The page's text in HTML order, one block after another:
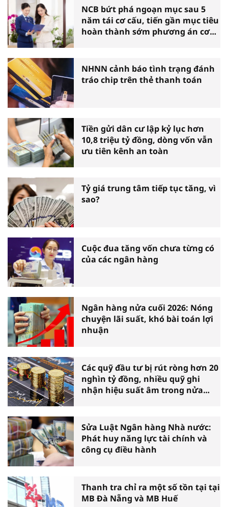
NCB bứt phá ngoạn mục sau 5
năm tái cơ cấu, tiến gần mục tiêu
hoàn thành sớm phương án cơ
NHNN cảnh báo tình trạng đánh
tráo chip trên thẻ thanh toán
Tiền gửi dân cư lập kỷ lục hơn
10,8 triệu tỷ đồng, dòng vốn vẫn
ưu tiên kênh an toàn
Tỷ giá trung tâm tiếp tục tăng, vì
sao?
Cuộc đua tăng vốn chưa từng có
của các ngân hàng
Ngân hàng nửa cuối 2026: Nóng
chuyện lãi suất, khó bài toán lợi
nhuận
Các quỹ đầu tư bị rút ròng hơn 20
nghìn tỷ đồng, nhiều quỹ ghi
nhận hiệu suất âm trong nửa
Sửa Luật Ngân hàng Nhà nước:
Phát huy năng lực tài chính và
công cụ điều hành
Thanh tra chỉ ra một số tồn tại tại
MB Đà Nẵng và MB Huế